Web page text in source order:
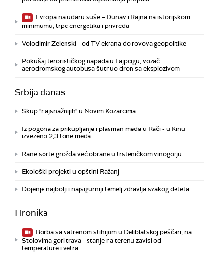
Evropa na udaru suše – Dunav i Rajna na istorijskom
minimumu, trpe energetika i privreda
Volodimir Zelenski - od TV ekrana do rovova geopolitike
Pokušaj terorističkog napada u Lajpcigu, vozač
aerodromskog autobusa šutnuo dron sa eksplozivom
Srbija danas
Skup "najsnažnijih" u Novim Kozarcima
Iz pogona za prikupljanje i plasman meda u Rači - u Kinu
izvezeno 2,3 tone meda
Rane sorte grožđa već obrane u trsteničkom vinogorju
Ekološki projekti u opštini Ražanj
Dojenje najbolji i najsigurniji temelj zdravlja svakog deteta
Hronika
Borba sa vatrenom stihijom u Deliblatskoj peščari, na
Stolovima gori trava - stanje na terenu zavisi od
temperature i vetra